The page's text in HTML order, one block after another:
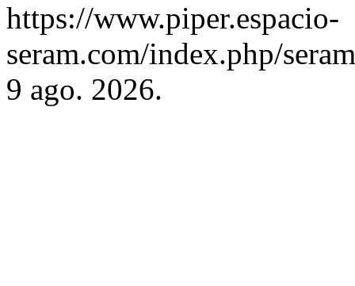
https://www.piper.espacio-
seram.com/index.php/
9 ago. 2026.